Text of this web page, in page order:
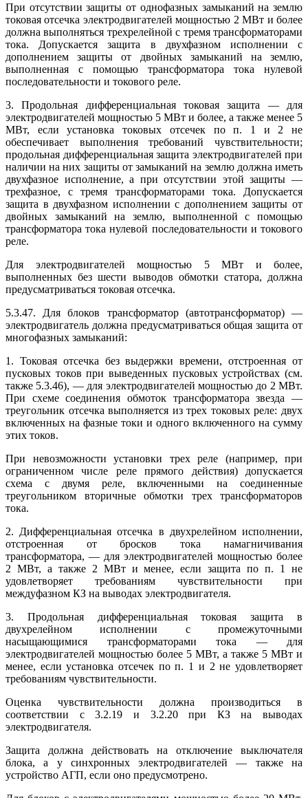
При отсутствии защиты от однофазных замыканий на землю
токовая отсечка электродвигателей мощностью 2 МВт и более
должна выполняться трехрелейной с тремя трансформаторами
тока. Допускается защита в двухфазном исполнении с
дополнением защиты от двойных замыканий на землю,
выполненная с помощью трансформатора тока нулевой
последовательности и токового реле.
3. Продольная дифференциальная токовая защита — для
электродвигателей мощностью 5 МВт и более, а также менее 5
МВт, если установка токовых отсечек по п. 1 и 2 не
обеспечивает выполнения требований чувствительности;
продольная дифференциальная защита электродвигателей при
наличии на них защиты от замыканий на землю должна иметь
двухфазное исполнение, а при отсутствии этой защиты —
трехфазное, с тремя трансформаторами тока. Допускается
защита в двухфазном исполнении с дополнением защиты от
двойных замыканий на землю, выполненной с помощью
трансформатора тока нулевой последовательности и токового
реле.
Для электродвигателей мощностью 5 МВт и более,
выполненных без шести выводов обмотки статора, должна
предусматриваться токовая отсечка.
5.3.47. Для блоков трансформатор (автотрансформатор) —
электродвигатель должна предусматриваться общая защита от
многофазных замыканий:
1. Токовая отсечка без выдержки времени, отстроенная от
пусковых токов при выведенных пусковых устройствах (см.
также 5.3.46), — для электродвигателей мощностью до 2 МВт.
При схеме соединения обмоток трансформатора звезда —
треугольник отсечка выполняется из трех токовых реле: двух
включенных на фазные токи и одного включенного на сумму
этих токов.
При невозможности установки трех реле (например, при
ограниченном числе реле прямого действия) допускается
схема с двумя реле, включенными на соединенные
треугольником вторичные обмотки трех трансформаторов
тока.
2. Дифференциальная отсечка в двухрелейном исполнении,
отстроенная от бросков тока намагничивания
трансформатора, — для электродвигателей мощностью более
2 МВт, а также 2 МВт и менее, если защита по п. 1 не
удовлетворяет требованиям чувствительности при
междуфазном КЗ на выводах электродвигателя.
3. Продольная дифференциальная токовая защита в
двухрелейном исполнении с промежуточными
насыщающимися трансформаторами тока — для
электродвигателей мощностью более 5 МВт, а также 5 МВт и
менее, если установка отсечек по п. 1 и 2 не удовлетворяет
требованиям чувствительности.
Оценка чувствительности должна производиться в
соответствии с 3.2.19 и 3.2.20 при КЗ на выводах
электродвигателя.
Защита должна действовать на отключение выключателя
блока, а у синхронных электродвигателей — также на
устройство АГП, если оно предусмотрено.